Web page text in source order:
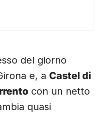
del giorno
e, a Castel di
con un netto
quasi